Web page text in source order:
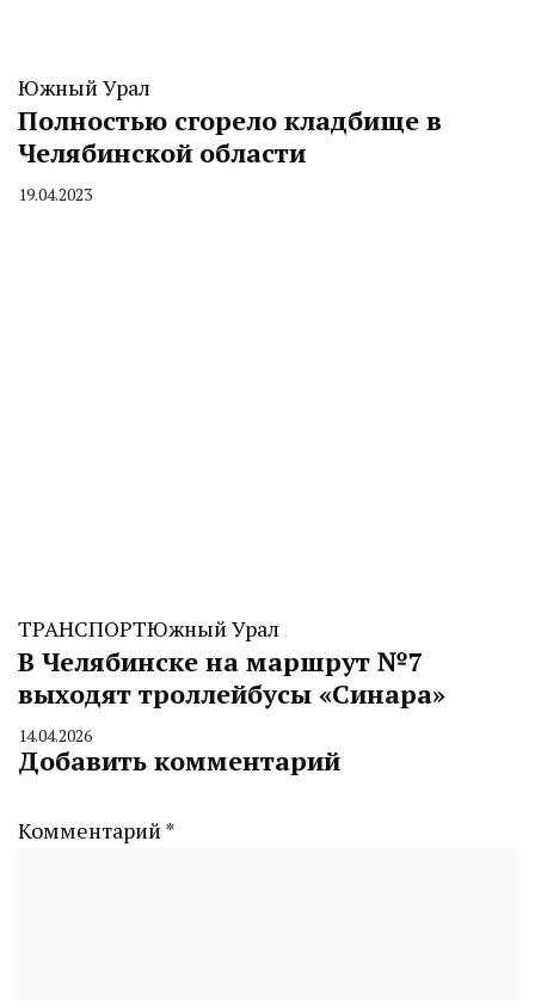
Южный Урал
Полностью сгорело кладбище в
Челябинской области
By
19.04.2023
ТРАНСПОРТЮжный Урал
В Челябинске на маршрут №7
выходят троллейбусы «Синара»
By
CHELINDUSTRY
14.04.2026
Добавить комментарий
Комментарий *